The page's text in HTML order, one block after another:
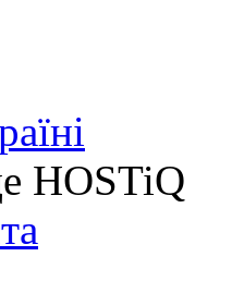
HOSTiQ